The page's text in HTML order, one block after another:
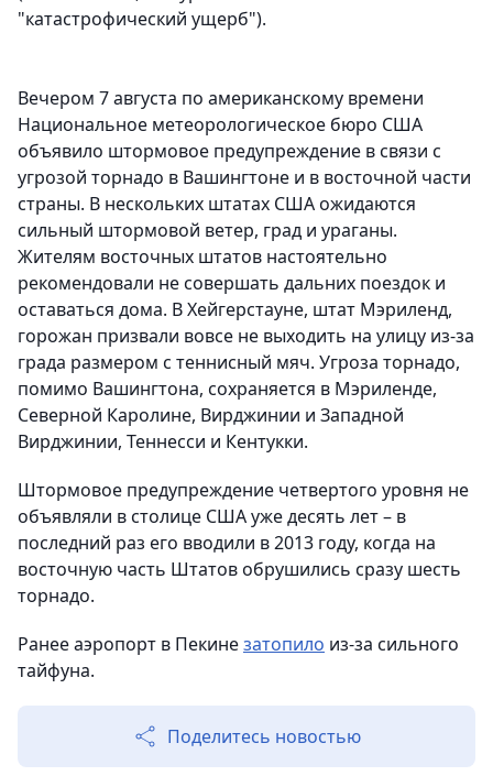
"катастрофический ущерб").
Вечером 7 августа по американскому времени
Национальное метеорологическое бюро США
объявило штормовое предупреждение в связи с
угрозой торнадо в Вашингтоне и в восточной части
страны. В нескольких штатах США ожидаются
сильный штормовой ветер, град и ураганы.
Жителям восточных штатов настоятельно
рекомендовали не совершать дальних поездок и
оставаться дома. В Хейгерстауне, штат Мэриленд,
горожан призвали вовсе не выходить на улицу из-за
града размером с теннисный мяч. Угроза торнадо,
помимо Вашингтона, сохраняется в Мэриленде,
Северной Каролине, Вирджинии и Западной
Вирджинии, Теннесси и Кентукки.
Штормовое предупреждение четвертого уровня не
объявляли в столице США уже десять лет – в
последний раз его вводили в 2013 году, когда на
восточную часть Штатов обрушились сразу шесть
торнадо.
Ранее аэропорт в Пекинезатопило из-за сильного
тайфуна.
Поделитесь новостью